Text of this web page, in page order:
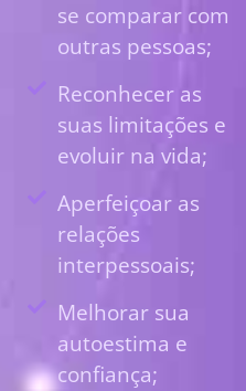
se comparar com
outras pessoas;
Reconhecer as
suas limitações e
evoluir na vida;
Aperfeiçoar as
relações
interpessoais;
Melhorar sua
autoestima e
confiança;